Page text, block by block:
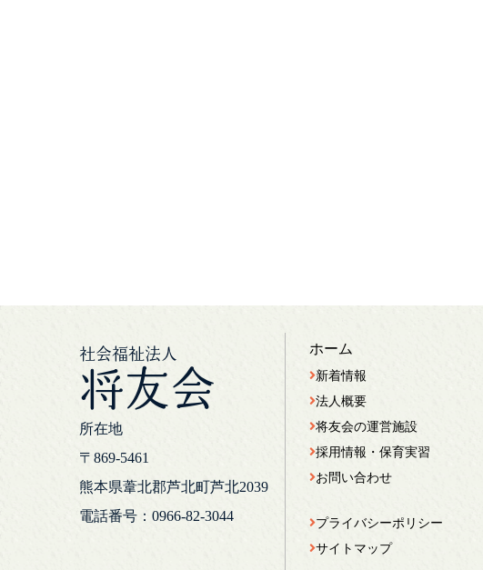
社会福祉法人
将友会
所在地
〒869-5461
熊本県葦北郡芦北町芦北2039
電話番号：0966-82-3044
ホーム
新着情報
法人概要
将友会の運営施設
採用情報・保育実習
お問い合わせ
プライバシーポリシー
サイトマップ